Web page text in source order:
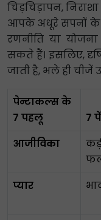
चिड़चिड़ापन,
आपके अधूरे सपनों के
रणनीति या
सकते हैं। इसलिए,
जाती है, भले ही
पेन्टाकल्स के
7 पहलू
7
आजीविका
प्यार